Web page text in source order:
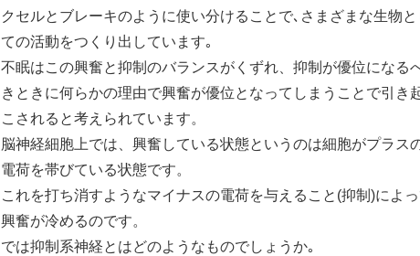
クセルとブレーキのように使い分けることで､さまざまな生物と
ての活動をつくり出しています｡
不眠はこの興奮と抑制のバランスがくずれ、抑制が優位になる
きときに何らかの理由で興奮が優位となってしまうことで引き
こされると考えられています。
脳神経細胞上では、興奮している状態というのは細胞がプラス
電荷を帯びている状態です。
これを打ち消すようなマイナスの電荷を与えること(抑制)によっ
興奮が冷めるのです。
では抑制系神経とはどのようなものでしょうか｡